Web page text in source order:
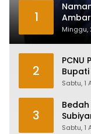
1
Minggu,
2
PCNU
Sabtu, 1
3
Sabtu, 1